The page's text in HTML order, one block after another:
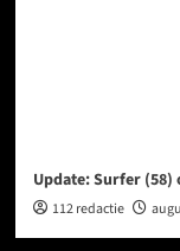
Update: Surfer
112 redactie